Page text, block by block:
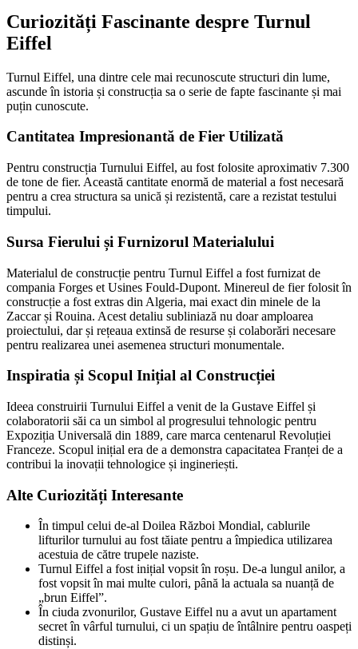
Curiozități Fascinante despre Turnul
Eiffel
Turnul Eiffel, una dintre cele mai recunoscute structuri din lume,
ascunde în istoria și construcția sa o serie de fapte fascinante și mai
puțin cunoscute.
Cantitatea Impresionantă de Fier Utilizată
Pentru construcția Turnului Eiffel, au fost folosite aproximativ 7.300
de tone de fier. Această cantitate enormă de material a fost necesară
pentru a crea structura sa unică și rezistentă, care a rezistat testului
timpului.
Sursa Fierului și Furnizorul Materialului
Materialul de construcție pentru Turnul Eiffel a fost furnizat de
compania Forges et Usines Fould-Dupont. Minereul de fier folosit în
construcție a fost extras din Algeria, mai exact din minele de la
Zaccar și Rouina. Acest detaliu subliniază nu doar amploarea
proiectului, dar și rețeaua extinsă de resurse și colaborări necesare
pentru realizarea unei asemenea structuri monumentale.
Inspiratia și Scopul Inițial al Construcției
Ideea construirii Turnului Eiffel a venit de la Gustave Eiffel și
colaboratorii săi ca un simbol al progresului tehnologic pentru
Expoziția Universală din 1889, care marca centenarul Revoluției
Franceze. Scopul inițial era de a demonstra capacitatea Franței de a
contribui la inovații tehnologice și ingineriești.
Alte Curiozități Interesante
În timpul celui de-al Doilea Război Mondial, cablurile
lifturilor turnului au fost tăiate pentru a împiedica utilizarea
acestuia de către trupele naziste.
Turnul Eiffel a fost inițial vopsit în roșu. De-a lungul anilor, a
fost vopsit în mai multe culori, până la actuala sa nuanță de
„brun Eiffel”.
În ciuda zvonurilor, Gustave Eiffel nu a avut un apartament
secret în vârful turnului, ci un spațiu de întâlnire pentru oaspeți
distinși.